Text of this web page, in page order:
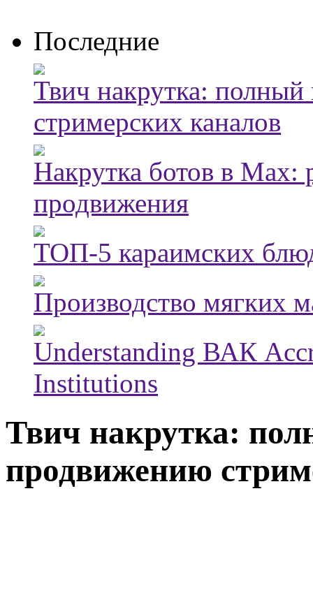
Последние
Твич накрутка:
стримерских каналов
Накрутка ботов в Max:
продвижения
ТОП-5 караимских
Производство мягких
Understanding ВАК
Institutions
Твич накрутка:
продвижению